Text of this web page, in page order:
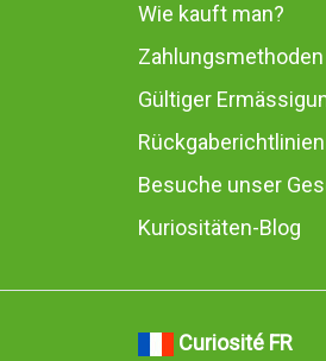
Wie kauft man?
Zahlungsmethoden
Gültiger
Rückgaberichtlinien
Besuche unser
Kuriositäten-Blog
Curiosité FR